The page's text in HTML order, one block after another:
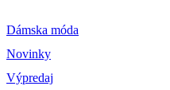
Dámska móda
Novinky
Výpredaj